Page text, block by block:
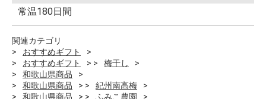
常温180日間
関連カテゴリ
おすすめギフト
おすすめギフト
梅干し
和歌山県商品
和歌山県商品
紀州南高梅
和歌山県商品
ふみこ農園